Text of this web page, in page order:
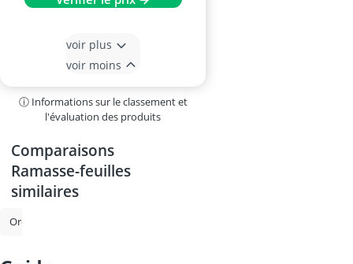
voir plus
voir moins
ⓘ Informations sur le classement et
l'évaluation des produits
Comparaisons
Ramasse-feuilles
similaires
Oreiller